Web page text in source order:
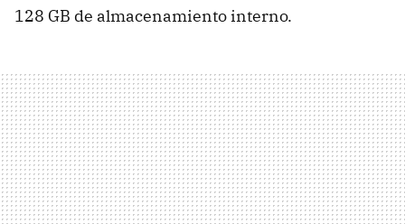
128 GB de almacenamiento interno.